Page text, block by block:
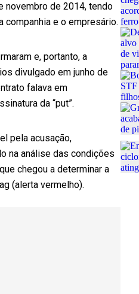
novembro de 2014, tendo
e o empresário.
e, portanto, a
divulgado em junho de
falava em
da “put”.
pela acusação,
na análise das condições
chegou a determinar a
(alerta vermelho).